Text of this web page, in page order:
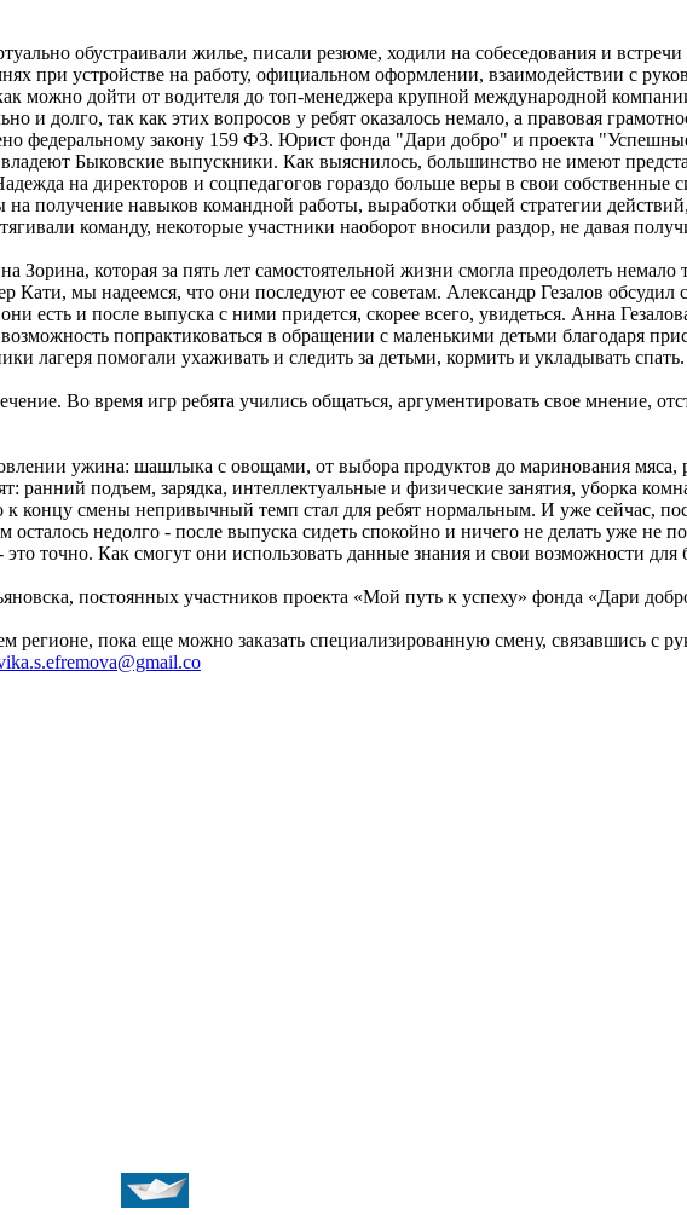
обустраивали жилье, писали резюме, ходили на собеседования и
при устройстве на работу, официальном оформлении, взаимодействии с
можно дойти от водителя до топ-менеджера крупной международной
и долго, так как этих вопросов у ребят оказалось немало, а правовая
федеральному закону 159 ФЗ. Юрист фонда "Дари добро" и проекта
Быковские выпускники. Как выяснилось, большинство не имеют
на директоров и соцпедагогов гораздо больше веры в свои
получение навыков командной работы, выработки общей стратегии
команду, некоторые участники наоборот вносили раздор, не давая
которая за пять лет самостоятельной жизни смогла преодолеть немало
мы надеемся, что они последуют ее советам. Александр Гезалов обсудил
есть и после выпуска с ними придется, скорее всего, увидеться. Анна
попрактиковаться в обращении с маленькими детьми благодаря
лагеря помогали ухаживать и следить за детьми, кормить и укладывать спать.
Во время игр ребята учились общаться, аргументировать свое мнение,
ужина: шашлыка с овощами, от выбора продуктов до маринования мяса,
подъем, зарядка, интеллектуальные и физические занятия, уборка
концу смены непривычный темп стал для ребят нормальным. И уже сейчас,
недолго - после выпуска сидеть спокойно и ничего не делать уже не
это точно. Как смогут они использовать данные знания и свои возможности
постоянных участников проекта «Мой путь к успеху» фонда «Дари
пока еще можно заказать специализированную смену, связавшись с